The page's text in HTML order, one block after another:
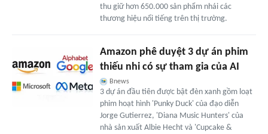
thu giữ hơn 650.000 sản phẩm nhái các
thương hiệu nổi tiếng trên thị trường.
Amazon phê duyệt 3 dự án phim
thiếu nhi có sự tham gia của AI
Bnews
3 dự án đầu tiên được bật đèn xanh gồm loạt
phim hoạt hình 'Punky Duck' của đạo diễn
Jorge Gutierrez, 'Diana Music Hunters' của
nhà sản xuất Albie Hecht và 'Cupcake &